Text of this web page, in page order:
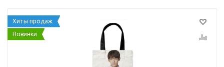
Хиты продаж
Новинки